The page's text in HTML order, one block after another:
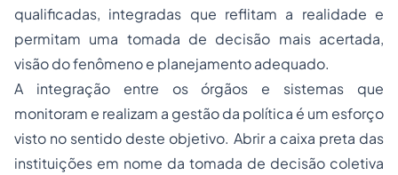
qualificadas, integradas que reflitam a realidade e
permitam uma tomada de decisão mais acertada,
visão do fenômeno e planejamento adequado.
A integração entre os órgãos e sistemas que
monitoram e realizam a gestão da política é um esforço
visto no sentido deste objetivo. Abrir a caixa preta das
instituições em nome da tomada de decisão coletiva